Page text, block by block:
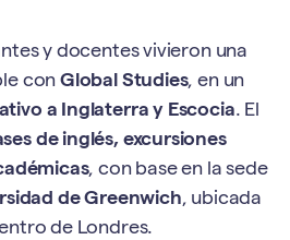
y docentes vivieron una
con Global Studies, en un
a Inglaterra y Escocia. El
de inglés, excursiones
, con base en la sede
de Greenwich, ubicada
de Londres.